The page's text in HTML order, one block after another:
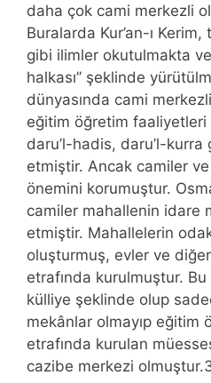
daha çok cami merkezli
Buralarda Kur’an-ı
gibi ilimler okutulmakta
halkası” şeklinde
dünyasında cami
eğitim öğretim
daru’l-hadis, daru’l-
etmiştir. Ancak camiler
önemini korumuştur.
camiler mahallenin idare
etmiştir. Mahallelerin
oluşturmuş, evler ve
etrafında kurulmuştur.
külliye şeklinde olup
mekânlar olmayıp eğitim
etrafında kurulan
cazibe merkezi